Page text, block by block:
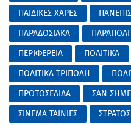
ΠΑΙΔΙΚΕΣ ΧΑΡΕΣ
ΠΑΡΑΔΟΣΙΑΚΑ
ΠΕΡΙΦΕΡΕΙΑ
ΠΟΛΙΤΙΚΑ
ΠΟΛΙΤΙΚΑ ΤΡΙΠΟΛΗ
ΠΡΩΤΟΣΕΛΙΔΑ
ΣΑΝ
ΣΙΝΕΜΑ ΤΑΙΝΙΕΣ
ΣΤΡΑΤΟΣ